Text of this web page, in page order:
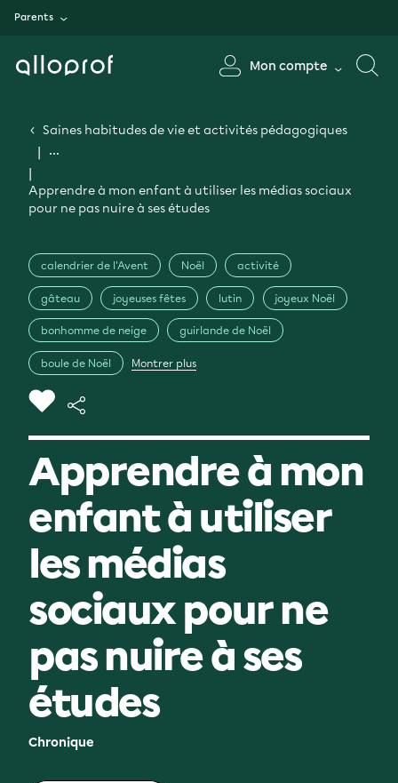
Parents
Mon compte
Saines habitudes de vie et activités pédagogiques
Apprendre à mon enfant à utiliser les médias sociaux
pour ne pas nuire à ses études
calendrier de l'Avent Noël activité
gâteau joyeuses fêtes lutin joyeux Noël
bonhomme de neige guirlande de Noël
boule de Noël Montrer plus
Apprendre à mon
enfant à utiliser
les médias
sociaux pour ne
pas nuire à ses
études
Chronique